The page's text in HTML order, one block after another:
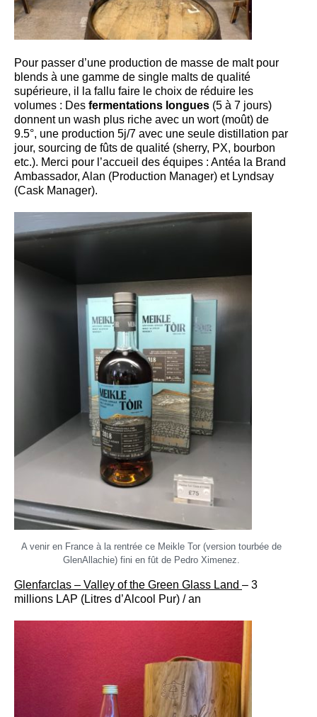
Pour passer d’une production de masse de malt pour
blends à une gamme de single malts de qualité
supérieure, il la fallu faire le choix de réduire les
volumes : Des fermentations longues (5 à 7 jours)
donnent un wash plus riche avec un wort (moût) de
9.5°, une production 5j/7 avec une seule distillation par
jour, sourcing de fûts de qualité (sherry, PX, bourbon
etc.). Merci pour l’accueil des équipes : Antéa la Brand
Ambassador, Alan (Production Manager) et Lyndsay
(Cask Manager).
A venir en France à la rentrée ce Meikle Tor (version tourbée de
GlenAllachie) fini en fût de Pedro Ximenez.
Glenfarclas – Valley of the Green Glass Land – 3
millions LAP (Litres d’Alcool Pur) / an